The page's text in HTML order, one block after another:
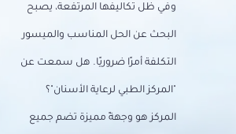
وفي ظل تكاليفها المرتفعة، يصبح
البحث عن الحل المناسب والميسور
التكلفة أمرًا ضروريًا. هل سمعت عن
"المركز الطبي لرعاية الأسنان"؟
المركز هو وجهةً مميزة تضم جميع